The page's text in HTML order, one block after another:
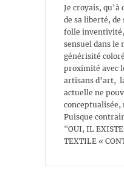
Je croyais, qu’à
de sa liberté, de
folle inventivité,
sensuel dans le
générisité
proximité avec
artisans d’art,
actuelle ne
Puisque
"OUI, IL
TEXTILE «